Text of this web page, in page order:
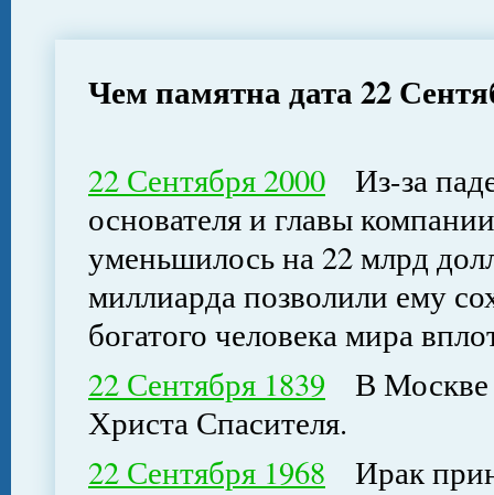
Чем памятна дата 22
22 Сентября 2000 Из-за
основателя и главы
уменьшилось на 22 млрд
миллиарда позволили ему
богатого человека мира
22 Сентября 1839 В Москве
Христа Спасителя.
22 Сентября 1968 Ирак